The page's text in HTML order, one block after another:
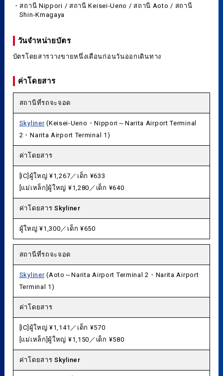
・สถานี Nippori / สถานี Keisei-Ueno / สถานี Aoto / สถานี
Shin-Kmagaya
วันจำหน่ายบัตร
บัตรโดยสารวางขายหนึ่งเดือนก่อนวันออกเดินทาง
ค่าโดยสาร
สถานีที่รถจะจอด
Skyliner(Keisei-Ueno・Nippori～Narita Airport Terminal
2・Narita Airport Terminal 1)
ค่าโดยสาร
[IC]ผู้ใหญ่ ¥1,267／เด็ก ¥633
[แม่เหล็ก]ผู้ใหญ่ ¥1,280／เด็ก ¥640
ค่าโดยสาร Skyliner
ผู้ใหญ่ ¥1,300／เด็ก ¥650
สถานีที่รถจะจอด
Skyliner(Aoto～Narita Airport Terminal 2・Narita Airport
Terminal 1)
ค่าโดยสาร
[IC]ผู้ใหญ่ ¥1,141／เด็ก ¥570
[แม่เหล็ก]ผู้ใหญ่ ¥1,150／เด็ก ¥580
ค่าโดยสาร Skyliner